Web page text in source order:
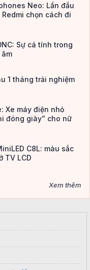
Neo: Lần đầu
chọn cách đi
Sự cá tính trong
1 tháng trải nghiệm
Xe máy điện nhỏ
đóng giày” cho nữ
C8L: màu sắc
TV LCD
Xem thêm